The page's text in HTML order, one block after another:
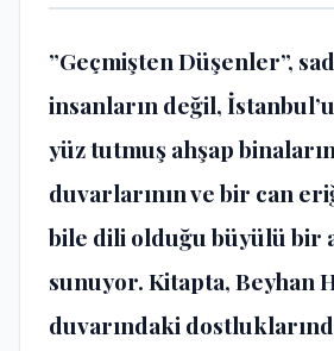
​”Geçmişten Düşenler”,
insanların değil,
yüz tutmuş ahşap
duvarlarının ve bir can
bile dili olduğu büyülü bir
sunuyor. Kitapta, Beyhan
duvarındaki